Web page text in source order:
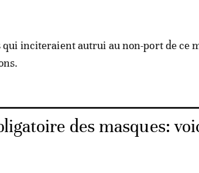
qui inciteraient autrui au non-port de ce
des masques: